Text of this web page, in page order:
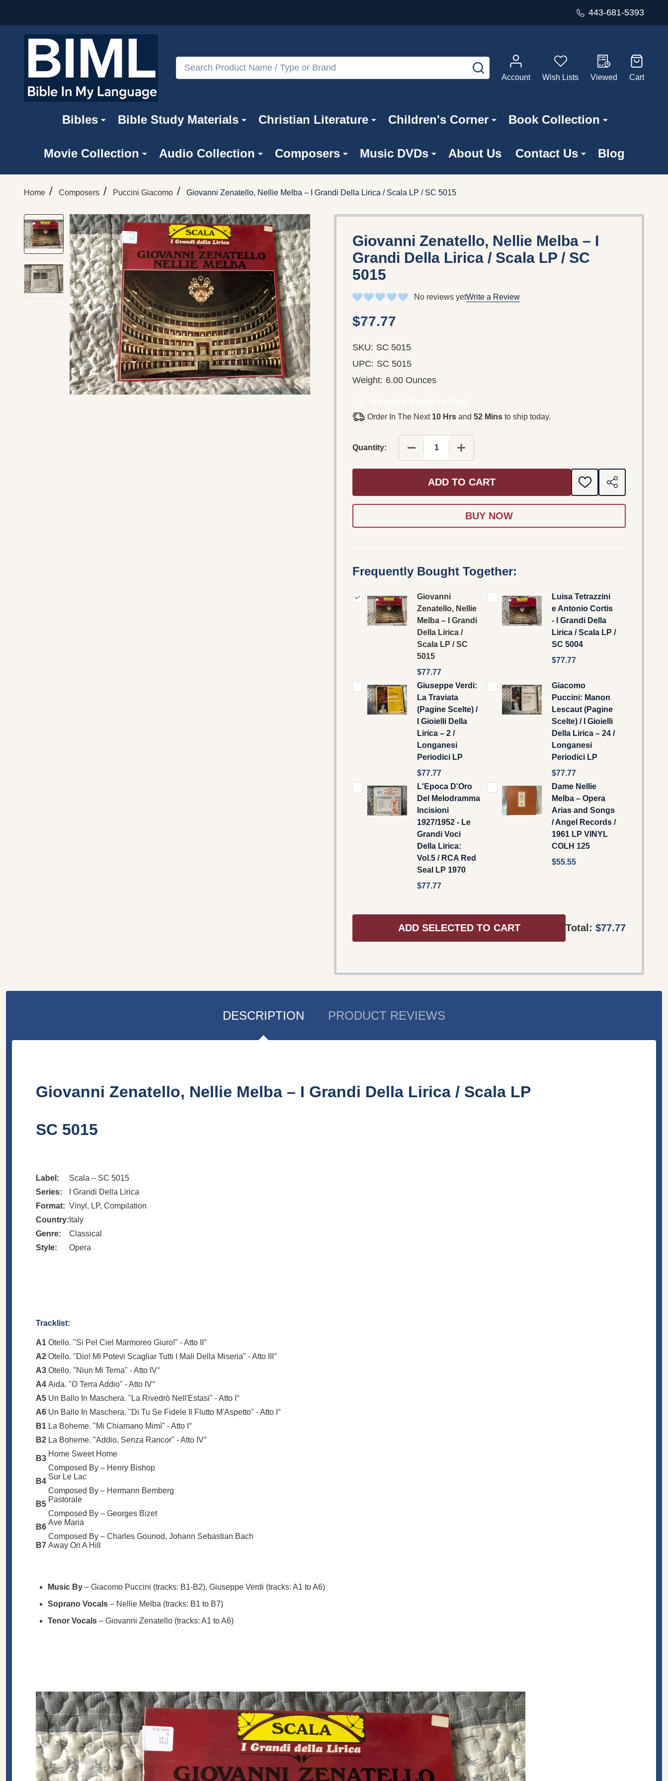
443-681-5393
Search
SEARCH
Account
Wish Lists Viewed Cart
Bibles Bible Study Materials Christian Literature Children's Corner Book Collection
Movie Collection Audio Collection Composers Music DVDs About Us Contact Us Blog
Home / Composers / Puccini Giacomo / Giovanni Zenatello, Nellie Melba – I Grandi Della Lirica / Scala LP / SC 5015
Giovanni Zenatello, Nellie Melba – I
Grandi Della Lirica / Scala LP / SC
5015
No reviews yetWrite a Review
$77.77
SKU: SC 5015
UPC: SC 5015
Weight: 6.00 Ounces
Order In The Next 10 Hrs and 52 Mins to ship today.
Quantity: DECREASE QUANTITY OF GIOVANNI ZENATELLO, NELLIE
INCREASE QUANTITY OF GIOVANNI ZENATELLO,
ADD TO CART
ADD
TO
SHARE
Frequently Bought Together:
Giovanni
Zenatello, Nellie
Melba – I Grandi
Della Lirica /
Scala LP / SC
5015
$77.77
Luisa Tetrazzini
e Antonio Cortis
- I Grandi Della
Lirica / Scala LP /
SC 5004
$77.77
Giuseppe Verdi:
La Traviata
(Pagine Scelte) /
I Gioielli Della
Lirica – 2 /
Longanesi
Periodici LP
$77.77
Giacomo
Puccini: Manon
Lescaut (Pagine
Scelte) / I Gioielli
Della Lirica – 24 /
Longanesi
Periodici LP
$77.77
L'Epoca D'Oro
Del Melodramma
Incisioni
1927/1952 - Le
Grandi Voci
Della Lirica:
Vol.5 / RCA Red
Seal LP 1970
$77.77
Dame Nellie
Melba – Opera
Arias and Songs
/ Angel Records /
1961 LP VINYL
COLH 125
$55.55
ADD SELECTED TO CART Total: $77.77
DESCRIPTION PRODUCT REVIEWS
Giovanni Zenatello, Nellie Melba – I Grandi Della Lirica / Scala LP
SC 5015
Label:
Scala – SC 5015
Series:
I Grandi Della Lirica
Format: Vinyl, LP, Compilation
Country: Italy
Genre:
Classical
Style:
Opera
Tracklist:
A1 Otello. "Si Pel Ciel Marmoreo Giuro!" - Atto II°
A2 Otello. "Dio! MI Potevi Scagliar Tutti I Mali Della Miseria" - Atto III°
A3 Otello. "Niun Mi Tema" - Atto IV°
A4 Aida. "O Terra Addio" - Atto IV°
A5 Un Ballo In Maschera. "La Rivedrò Nell'Estasi" - Atto I°
A6 Un Ballo In Maschera. "Di Tu Se Fidele Il Flutto M'Aspetto" - Atto I°
B1 La Boheme. "Mi Chiamano Mimì" - Atto I°
B2 La Boheme. "Addio, Senza Rancor" - Atto IV°
B3
Home Sweet Home
Composed By – Henry Bishop
B4
Sur Le Lac
Composed By – Hermann Bemberg
B5
Pastorale
Composed By – Georges Bizet
B6
Ave Maria
Composed By – Charles Gounod, Johann Sebastian Bach
B7 Away On A Hill
Music By – Giacomo Puccini (tracks: B1-B2), Giuseppe Verdi (tracks: A1 to A6)
Soprano Vocals – Nellie Melba (tracks: B1 to B7)
Tenor Vocals – Giovanni Zenatello (tracks: A1 to A6)